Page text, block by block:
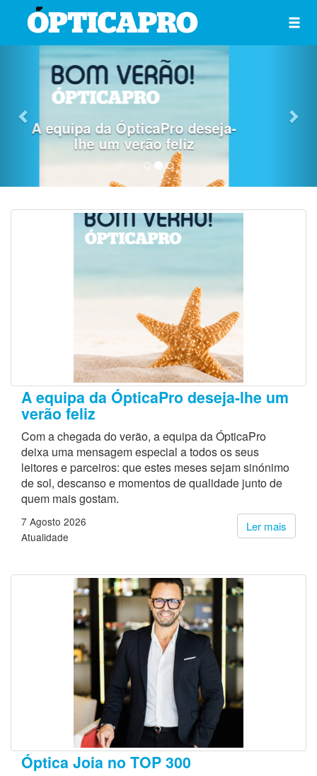
CIOCV 2026 destaca inovação e
ciência
Previous
A equipa da ÓpticaPro deseja-lhe um
verão feliz
Com a chegada do verão, a equipa da ÓpticaPro
deixa uma mensagem especial a todos os seus
leitores e parceiros: que estes meses sejam sinónimo
de sol, descanso e momentos de qualidade junto de
quem mais gostam.
Ler mais
7 Agosto 2026
Atualidade
Óptica Joia no TOP 300